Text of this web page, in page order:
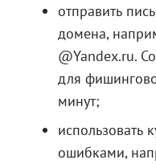
отправить
домена,
@Yandex.ru.
для
минут;
использовать
ошибками,